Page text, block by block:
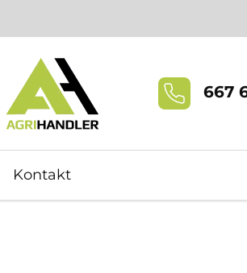
667
Kontakt